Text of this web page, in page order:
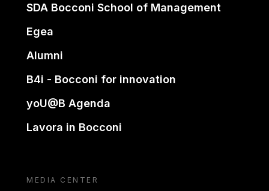
SDA Bocconi School of Management
Egea
Alumni
B4i - Bocconi for innovation
yoU@B Agenda
Lavora in Bocconi
MEDIA CENTER